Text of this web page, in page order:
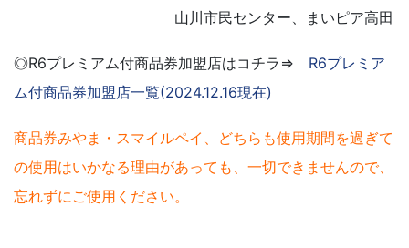
山川市民センター、まいピア高田
◎R6プレミアム付商品券加盟店はコチラ⇒ R6プレミア
ム付商品券加盟店一覧(2024.12.16現在)
商品券みやま・スマイルペイ、どちらも使用期間を過ぎて
の使用はいかなる理由があっても、一切できませんので、
忘れずにご使用ください。